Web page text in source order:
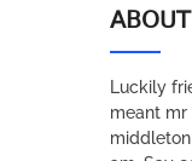
Luckily
meant mr